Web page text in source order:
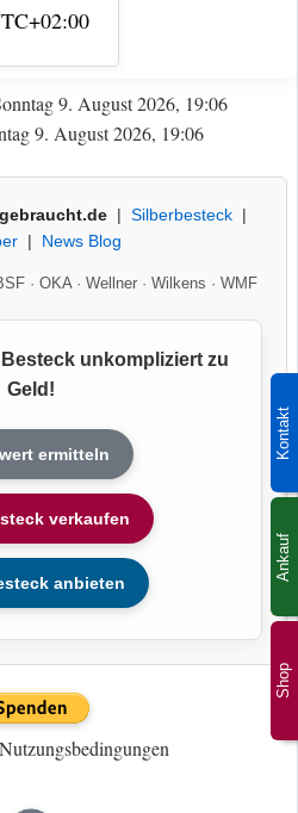
Shop
Kontakt
Ankauf
9. August 2026, 19:06
9. August 2026, 19:06
| Silberbesteck|
| News Blog
· OKA· Wellner· Wilkens · WMF
unkompliziert zu
Geld!
ermitteln
verkaufen
anbieten
Nutzungsbedingungen